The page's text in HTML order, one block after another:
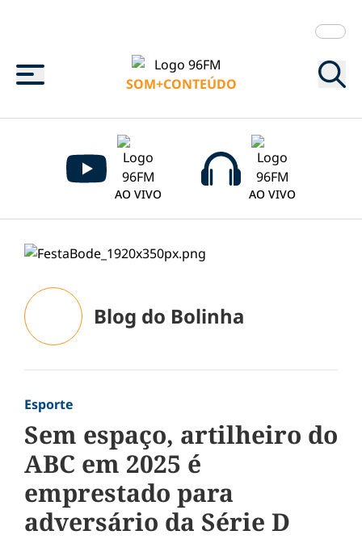
Menu
SOM+CONTEÚDO
AO VIVO AO VIVO
Blog do Bolinha
Esporte
Sem espaço, artilheiro do
ABC em 2025 é
emprestado para
adversário da Série D